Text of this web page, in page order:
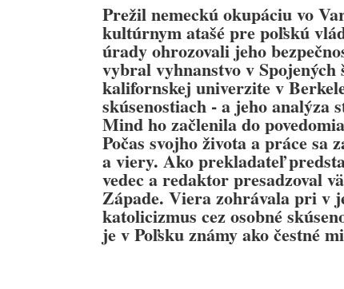
Prežil nemeckú okupáciu vo
kultúrnym atašé pre poľskú
úrady ohrozovali jeho
vybral vyhnanstvo v
kalifornskej univerzite v
skúsenostiach - a jeho
Mind ho začlenila do
Počas svojho života a práce
a viery. Ako prekladateľ
vedec a redaktor presadzoval
Západe. Viera zohrávala pri v
katolicizmus cez osobné
je v Poľsku známy ako čestné